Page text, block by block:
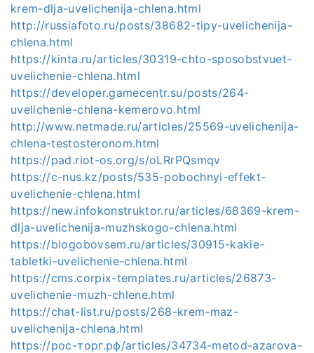
krem-dlja-uvelichenija-chlena.html
http://russiafoto.ru/posts/38682-tipy-uvelichenija-
chlena.html
https://kinta.ru/articles/30319-chto-sposobstvuet-
uvelichenie-chlena.html
https://developer.gamecentr.su/posts/264-
uvelichenie-chlena-kemerovo.html
http://www.netmade.ru/articles/25569-uvelichenija-
chlena-testosteronom.html
https://pad.riot-os.org/s/oLRrPQsmqv
https://c-nus.kz/posts/535-pobochnyi-effekt-
uvelichenie-chlena.html
https://new.infokonstruktor.ru/articles/68369-krem-
dlja-uvelichenija-muzhskogo-chlena.html
https://blogobovsem.ru/articles/30915-kakie-
tabletki-uvelichenie-chlena.html
https://cms.corpix-templates.ru/articles/26873-
uvelichenie-muzh-chlene.html
https://chat-list.ru/posts/268-krem-maz-
uvelichenija-chlena.html
https://рос-торг.рф/articles/34734-metod-azarova-